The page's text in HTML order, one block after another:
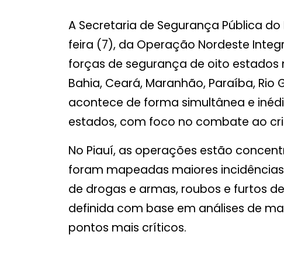
A Secretaria de Segurança Pública
feira (7), da Operação Nordeste
forças de segurança de oito estados
Bahia, Ceará, Maranhão, Paraíba, Rio
acontece de forma simultânea e
estados, com foco no combate ao
No Piauí, as operações estão
foram mapeadas maiores
de drogas e armas, roubos e furtos
definida com base em análises de
pontos mais críticos.